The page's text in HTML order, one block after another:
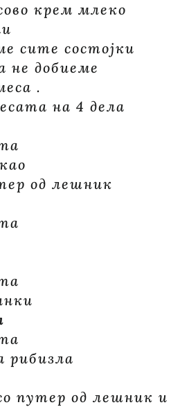
крем млеко
сите состојки
не добиеме
.
на 4 дела
од лешник
рибизла
путер од лешник и